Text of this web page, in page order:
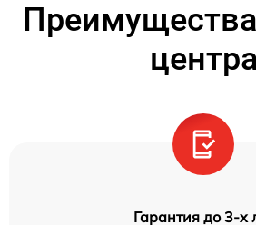
центра
Гарантия до 3-х